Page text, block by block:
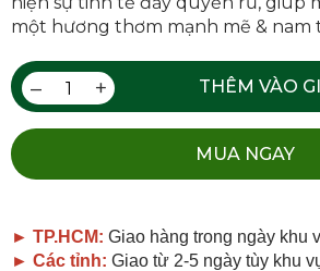
một hương thơm mạnh mẽ & nam
– + THÊM VÀO
MUA NGAY
► TP.HCM: Giao hàng trong ngày khu
► Các tỉnh: Giao từ 2-5 ngày tùy khu
Đăng ký tư vấn trực tiếp
0335587487